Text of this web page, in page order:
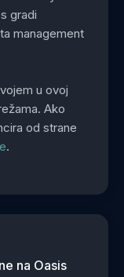
gradi
management
u ovoj
Ako
od strane
.
na Oasis